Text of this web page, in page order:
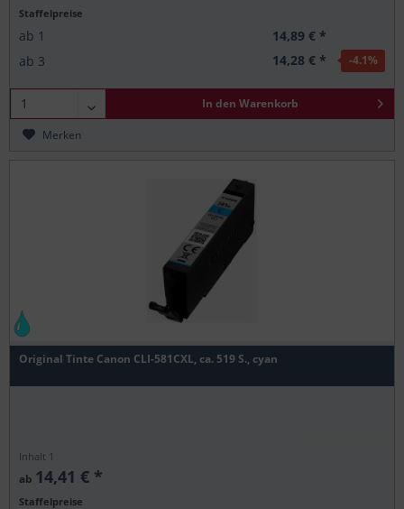
Staffelpreise
ab 1
14,89 € *
ab 3 14,28 € * -4.1%
In den Warenkorb
Merken
Original Tinte Canon CLI-581CXL, ca. 519 S., cyan
Inhalt 1
ab 14,41 € *
Staffelpreise